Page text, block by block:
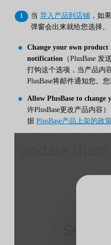
当 导入产品到店铺 ，如
弹窗会出来就给您选择。
Change your own product
notification （PlusBase
打钩这个选项，当产品内
PlusBase将邮件通知您。
Allow PlusBase to
许PlusBase更改产品内容
据 PlusBase产品上架的政